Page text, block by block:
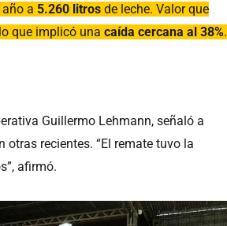
a 5.260 litros de leche. Valor que
que implicó unacaída cercana al 38%.
Guillermo Lehmann, señaló a
recientes. “El remate tuvo la
afirmó.